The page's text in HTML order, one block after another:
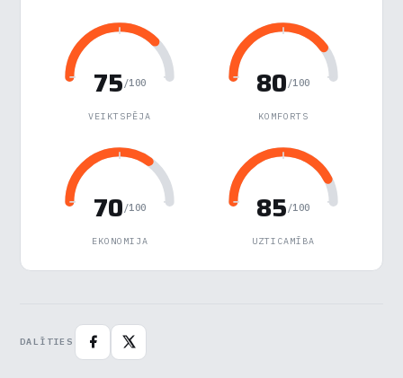
75 /100
VEIKTSPĒJA
80 /100
KOMFORTS
70 /100
EKONOMIJA
85 /100
UZTICAMĪBA
DALĪTIES
Mēs izmantojam sīkdatnes, lai palīdzētu jums efektīvi
pārvietoties un veikt noteiktas funkcijas. Zemāk katras
piekrišanas kategorijā atradīsiet detalizētu informāciju par
... Rādīt vairāk
Nepieciešamās Vienmēr aktīvs
Funkcionālais
Reklāma